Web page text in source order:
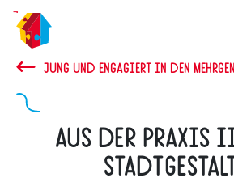
Zum
Hauptinhalt
springen
JUNG UND ENGAGIERT IN DEN
Aus der Praxis